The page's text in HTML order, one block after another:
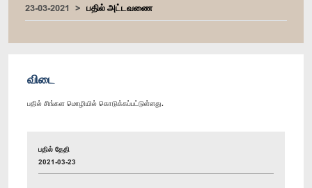
23-03-2021
பதில் அட்டவணை
விடை
பதில் சிங்கள மொழியில் கொடுக்கப்பட்டுள்ளது.
பதில் தேதி
2021-03-23